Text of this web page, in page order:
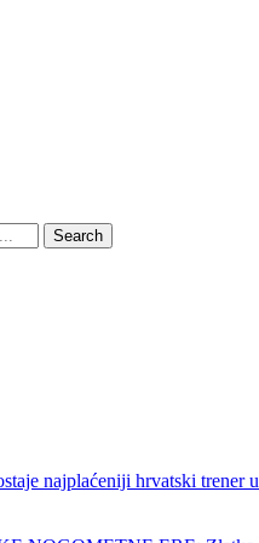
Search
najplaćeniji hrvatski trener